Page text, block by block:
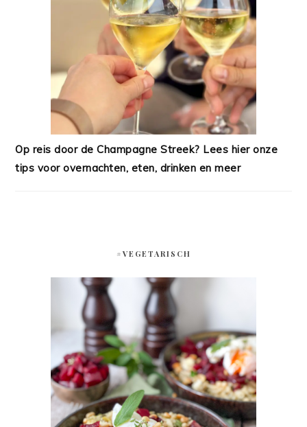
Op reis door de Champagne Streek? Lees hier onze
tips voor overnachten, eten, drinken en meer
#VEGETARISCH